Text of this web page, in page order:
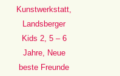
Kunstwerkstatt,
Landsberger
Kids 2, 5 – 6
Jahre, Neue
beste Freunde